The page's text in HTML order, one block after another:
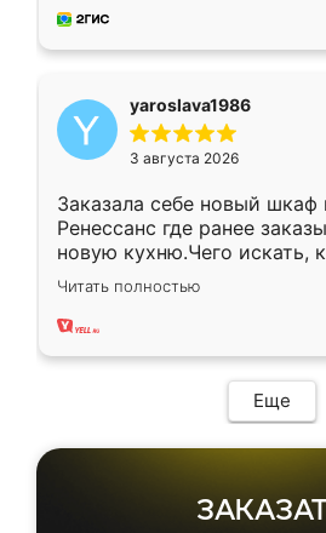
мебель за качественную
yaroslava1986
3 августа 2026
Заказала себе новый шкаф
Ренессанс где ранее
новую кухню.Чего искать,
вполне довольна. Служит
два года, нареканий нет.
Читать полностью
Еще